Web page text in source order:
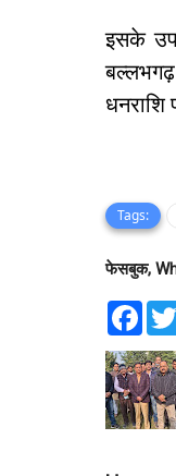
इसके
धनराशि
Tags:
फेसबुक,
F
e
b
o
o
k